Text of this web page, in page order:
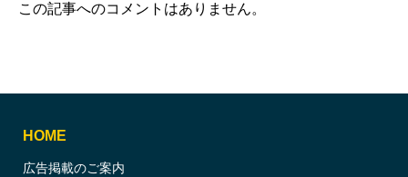
この記事へのコメントはありません。
HOME
広告掲載のご案内